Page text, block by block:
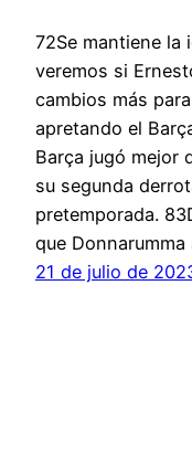
72Se mantiene la
veremos si
cambios más
apretando el
Barça jugó mejor
su segunda
pretemporada.
que
21 de julio de